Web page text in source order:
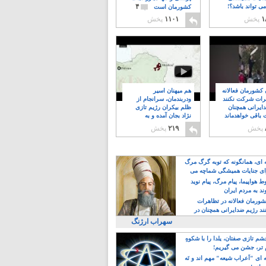
کشورمان است
۴
۱۱۰۱ پخش
تواند باشد؟!
پخش
هم میهنان اسیر
ودربندمان، سرانجام از
ظلم بیکران رژیم تازی
نژاد بجان آمده و به
۲۱۹ پخش
کشورمان فعالانه
شرکت نکنند
همچنان
باقی خواهدماند
پخش
ای، همانگونه که توبه گرگ مرگ
جنایات همیشگی شماچه می
هواپیما، پیام مرگ، پیام نوید
به مردم ایران
فعالانه در تظاهرات
رژیم ضدایرانی همچنان در
خواهدماند
سهراب ارژنگ
تازی صفتان، یلدا را با شکوهِ
تر، جشن می گیریم!
ای "اَعراب شیعه" مهم اند و نَه